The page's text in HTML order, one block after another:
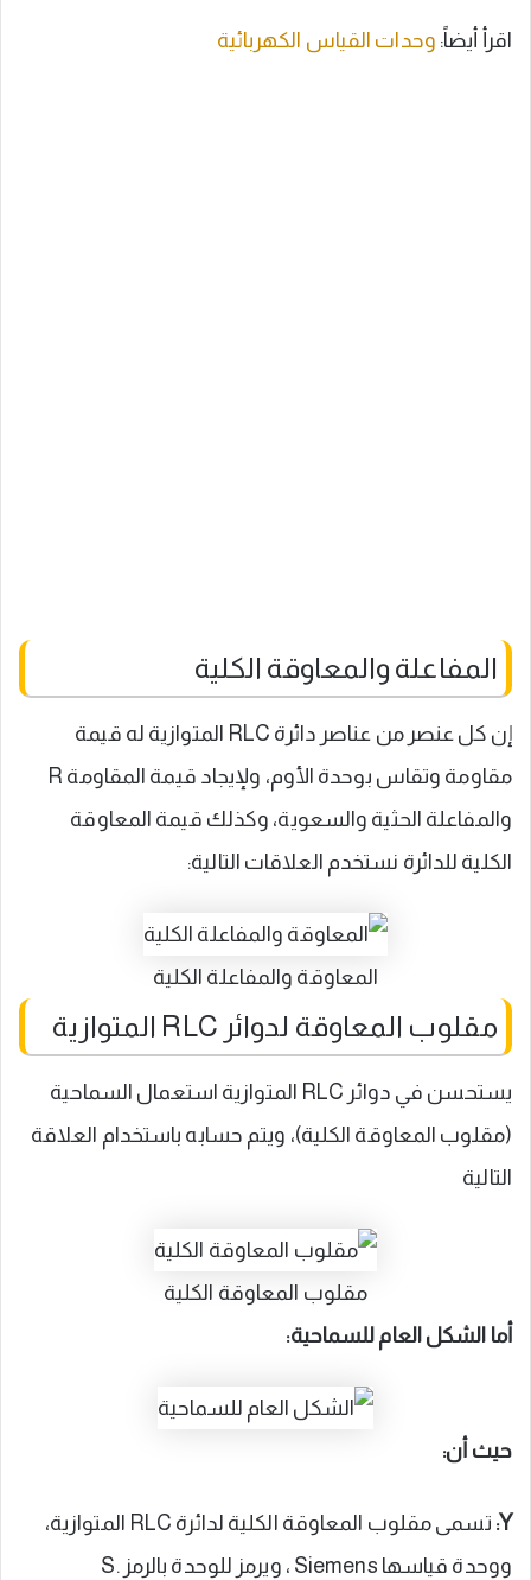
اقرأ أيضاً: وحدات القياس الكهربائية
المفاعلة والمعاوقة الكلية
إن كل عنصر من عناصر دائرة RLC المتوازية له قيمة
مقاومة وتقاس بوحدة الأوم، ولإيجاد قيمة المقاومة R
والمفاعلة الحثية والسعوية، وكذلك قيمة المعاوقة
الكلية للدائرة نستخدم العلاقات التالية:
المعاوقة والمفاعلة الكلية
مقلوب المعاوقة لدوائر RLC المتوازية
يستحسن في دوائر RLC المتوازية استعمال السماحية
(مقلوب المعاوقة الكلية)، ويتم حسابه باستخدام العلاقة
التالية
مقلوب المعاوقة الكلية
أما الشكل العام للسماحية:
حيث أن:
Y
:
تسمى مقلوب المعاوقة الكلية لدائرة RLC المتوازية،
ووحدة قياسها Siemens ، ويرمز للوحدة بالرمز .S